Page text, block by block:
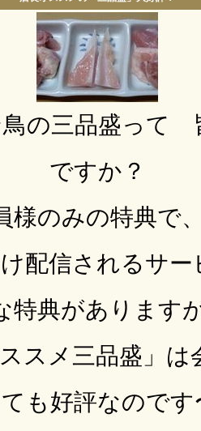
鳥の三品盛って
ですか？
様のみの特典で
配信されるサ
特典があります
ススメ三品盛」は
も好評なのです